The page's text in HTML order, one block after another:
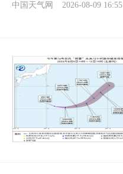
中国天气网 2026-08-09 16:55